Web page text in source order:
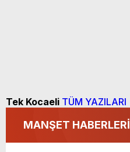
Tek Kocaeli TÜM YAZILARI
MANŞET HABERLERİ